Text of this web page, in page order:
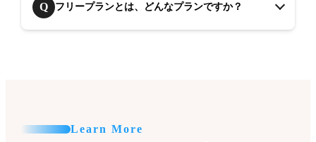
Q フリープランとは、どんなプランですか？
Learn More